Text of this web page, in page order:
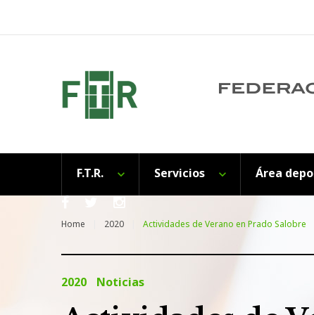
F.T.R. Servicios Área
Home 2020 Actividades de Verano en Prado Salobre
2020 Noticias